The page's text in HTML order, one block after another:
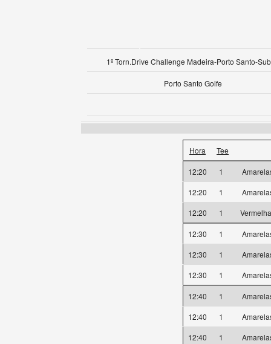
1º Torn.Drive Challenge Madeira-Porto Santo-
Porto Santo Golfe
Hora Tee
12:20 1
12:20
1
12:20
1
12:30 1
12:30
1
12:30
1
12:40 1
12:40
1
12:40
1